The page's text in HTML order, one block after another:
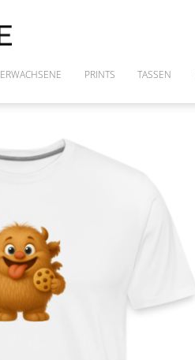
ERWACHSENE
SHIRTS
PRINTS TASSEN